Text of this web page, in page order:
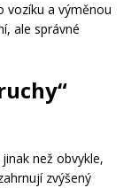
vozíku a výměnou
ale správné
než obvykle,
zvýšený